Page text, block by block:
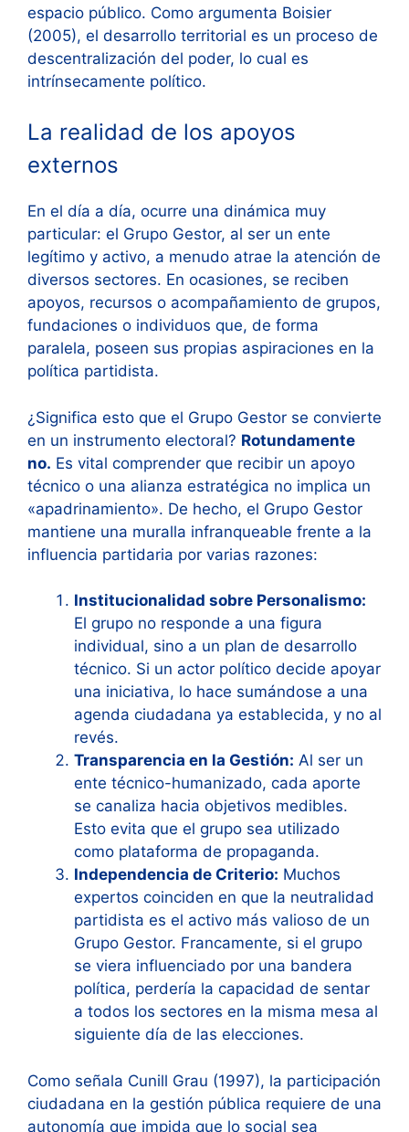
espacio público. Como argumenta Boisier
(2005), el desarrollo territorial es un proceso de
descentralización del poder, lo cual es
intrínsecamente político.
La realidad de los apoyos
externos
En el día a día, ocurre una dinámica muy
particular: el Grupo Gestor, al ser un ente
legítimo y activo, a menudo atrae la atención de
diversos sectores. En ocasiones, se reciben
apoyos, recursos o acompañamiento de grupos,
fundaciones o individuos que, de forma
paralela, poseen sus propias aspiraciones en la
política partidista.
¿Significa esto que el Grupo Gestor se convierte
en un instrumento electoral? Rotundamente
no. Es vital comprender que recibir un apoyo
técnico o una alianza estratégica no implica un
«apadrinamiento». De hecho, el Grupo Gestor
mantiene una muralla infranqueable frente a la
influencia partidaria por varias razones:
Institucionalidad sobre Personalismo:
El grupo no responde a una figura
individual, sino a un plan de desarrollo
técnico. Si un actor político decide apoyar
una iniciativa, lo hace sumándose a una
agenda ciudadana ya establecida, y no al
revés.
Transparencia en la Gestión: Al ser un
ente técnico-humanizado, cada aporte
se canaliza hacia objetivos medibles.
Esto evita que el grupo sea utilizado
como plataforma de propaganda.
Independencia de Criterio: Muchos
expertos coinciden en que la neutralidad
partidista es el activo más valioso de un
Grupo Gestor. Francamente, si el grupo
se viera influenciado por una bandera
política, perdería la capacidad de sentar
a todos los sectores en la misma mesa al
siguiente día de las elecciones.
Como señala Cunill Grau (1997), la participación
ciudadana en la gestión pública requiere de una
autonomía que impida que lo social sea